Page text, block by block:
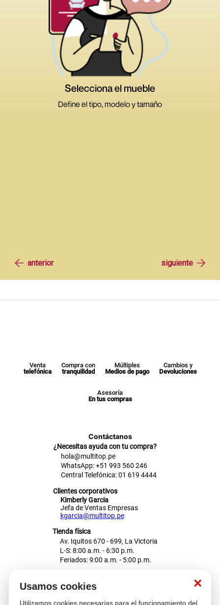
×
Usamos cookies
Utilizamos cookies necesarias para el funcionamiento del
Venta
telefónica
Compra con
tranquilidad
Múltiples
Medios de pago
Cambios y
Devoluciones
Asesoría
En tus compras
Contáctanos
¿Necesitas ayuda con tu compra?
hola@multitop.pe
WhatsApp: +51 993 560 246
Central Telefónica: 01 619 4444
Clientes corporativos
Kimberly Garcia
Jefa de Ventas Empresas
kgarcia@multitop.pe
Tienda física
Av. Iquitos 670 - 699, La Victoria
L-S: 8:00 a.m. - 6:30 p.m.
Feriados: 9:00 a.m. - 5:00 p.m.